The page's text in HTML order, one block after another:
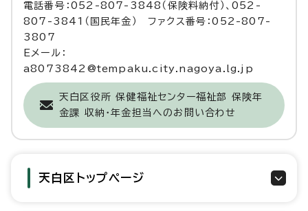
電話番号：052-807-3848（保険料納付）、052-
807-3841（国民年金） ファクス番号：052-807-
3807
Eメール：
a8073842@tempaku.city.nagoya.lg.jp
天白区役所 保健福祉センター福祉部 保険年
金課 収納・年金担当へのお問い合わせ
天白区トップページ